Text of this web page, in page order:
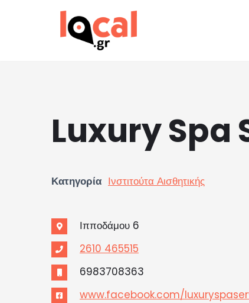
Μεταπηδήστε
Luxury Spa
Κατηγορία Ινστιτούτα Αισθητικής
Ιπποδάμου 6
2610 465515
6983708363
www.facebook.com/